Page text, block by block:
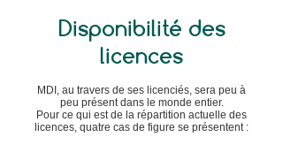
Disponibilité des
licences
MDI, au travers de ses licenciés, sera peu à
peu présent dans le monde entier.
Pour ce qui est de la répartition actuelle des
licences, quatre cas de figure se présentent :